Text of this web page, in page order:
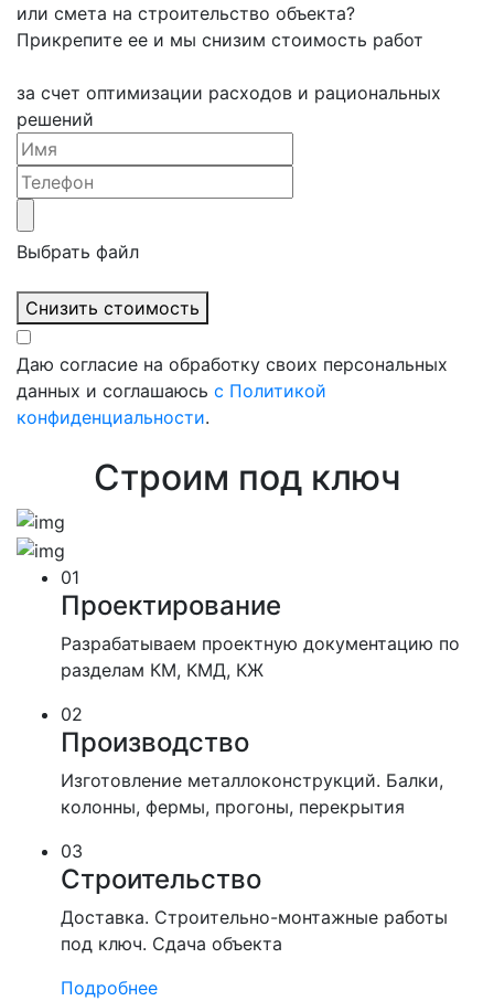
или смета на строительство объекта?
Прикрепите ее и мы снизим стоимость работ
за счет оптимизации расходов и рациональных
решений
Выбрать файл
Снизить стоимость
Даю согласие на обработку своих персональных
данных и соглашаюсь с Политикой
конфиденциальности.
Строим под ключ
01
Проектирование
Разрабатываем проектную документацию по
разделам КМ, КМД, КЖ
02
Производство
Изготовление металлоконструкций. Балки,
колонны, фермы, прогоны, перекрытия
03
Строительство
Доставка. Строительно-монтажные работы
под ключ. Сдача объекта
Подробнее